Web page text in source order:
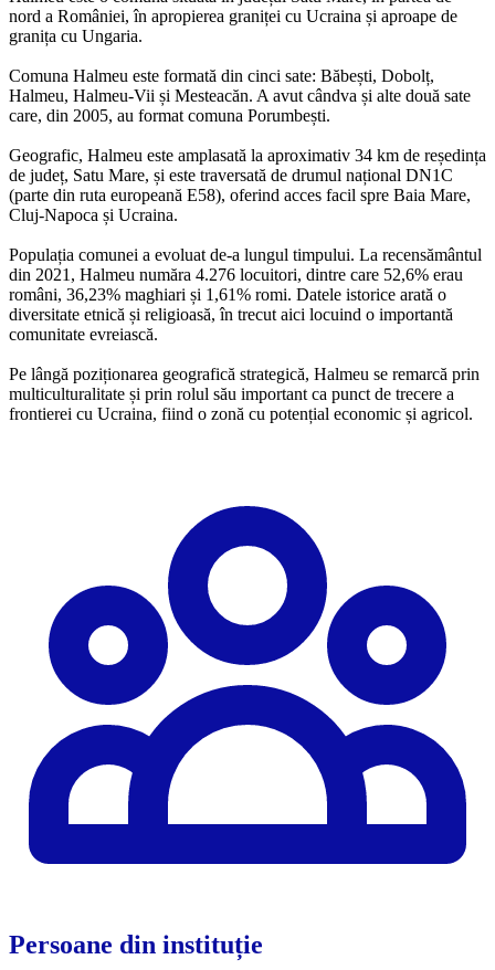
nord a României, în apropierea graniței cu Ucraina și aproape de
granița cu Ungaria.
Comuna Halmeu este formată din cinci sate: Băbești, Dobolț,
Halmeu, Halmeu-Vii și Mesteacăn. A avut cândva și alte două sate
care, din 2005, au format comuna Porumbești.
Geografic, Halmeu este amplasată la aproximativ 34 km de reședința
de județ, Satu Mare, și este traversată de drumul național DN1C
(parte din ruta europeană E58), oferind acces facil spre Baia Mare,
Cluj-Napoca și Ucraina.
Populația comunei a evoluat de-a lungul timpului. La recensământul
din 2021, Halmeu număra 4.276 locuitori, dintre care 52,6% erau
români, 36,23% maghiari și 1,61% romi. Datele istorice arată o
diversitate etnică și religioasă, în trecut aici locuind o importantă
comunitate evreiască.
Pe lângă poziționarea geografică strategică, Halmeu se remarcă prin
multiculturalitate și prin rolul său important ca punct de trecere a
frontierei cu Ucraina, fiind o zonă cu potențial economic și agricol.
Persoane din instituție